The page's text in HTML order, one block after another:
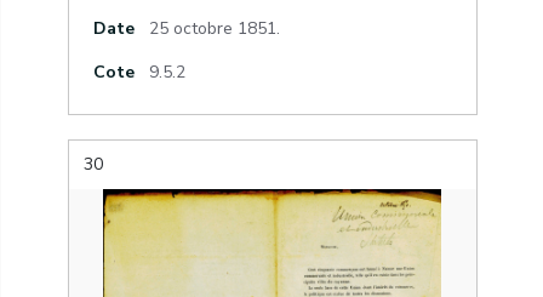
Date
25 octobre 1851.
Cote
9.5.2
30